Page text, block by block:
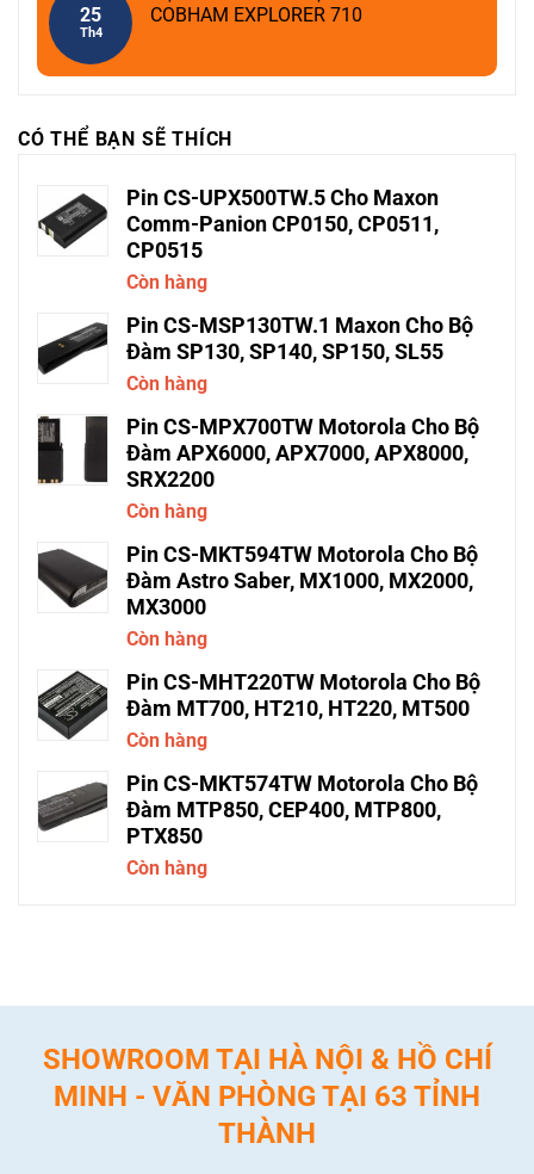
25
Th4
COBHAM EXPLORER 710
CÓ THỂ BẠN SẼ THÍCH
Pin CS-UPX500TW.5 Cho Maxon
Comm-Panion CP0150, CP0511,
CP0515
Còn hàng
Pin CS-MSP130TW.1 Maxon Cho Bộ
Đàm SP130, SP140, SP150, SL55
Còn hàng
Pin CS-MPX700TW Motorola Cho Bộ
Đàm APX6000, APX7000, APX8000,
SRX2200
Còn hàng
Pin CS-MKT594TW Motorola Cho Bộ
Đàm Astro Saber, MX1000, MX2000,
MX3000
Còn hàng
Pin CS-MHT220TW Motorola Cho Bộ
Đàm MT700, HT210, HT220, MT500
Còn hàng
Pin CS-MKT574TW Motorola Cho Bộ
Đàm MTP850, CEP400, MTP800,
PTX850
Còn hàng
SHOWROOM TẠI HÀ NỘI & HỒ CHÍ
MINH - VĂN PHÒNG TẠI 63 TỈNH
THÀNH